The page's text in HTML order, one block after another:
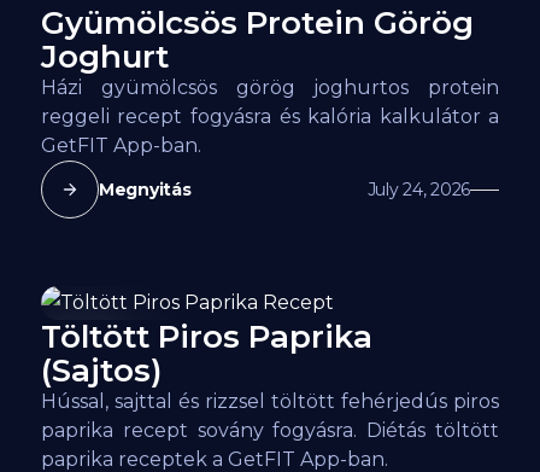
128kcal
Gyümölcsös Protein Görög
Joghurt
Házi gyümölcsös görög joghurtos protein
reggeli recept fogyásra és kalória kalkulátor a
GetFIT App-ban.
Megnyitás July 24, 2026
142 kcal
Töltött Piros Paprika
(Sajtos)
Hússal, sajttal és rizzsel töltött fehérjedús piros
paprika recept sovány fogyásra. Diétás töltött
paprika receptek a GetFIT App-ban.